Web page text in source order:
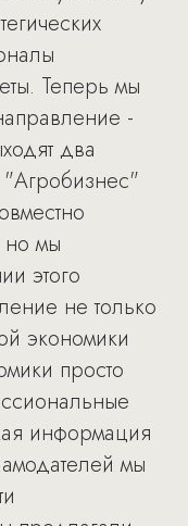
Теперь мы
-
два
мы
этого
не только
экономики
просто
информация
мы